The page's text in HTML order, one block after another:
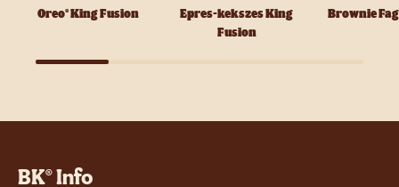
Oreo® King Fusion
Epres-kekszes King
Fusion
Brownie
BK® Info